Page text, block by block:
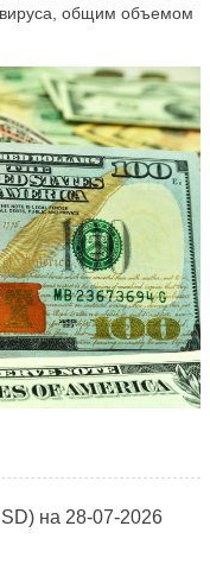
общим объемом
на 28-07-2026